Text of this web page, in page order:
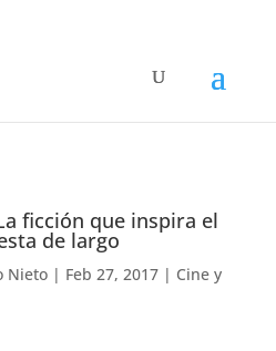
ficción que inspira el
de largo
Nieto| Feb 27, 2017| Cine y